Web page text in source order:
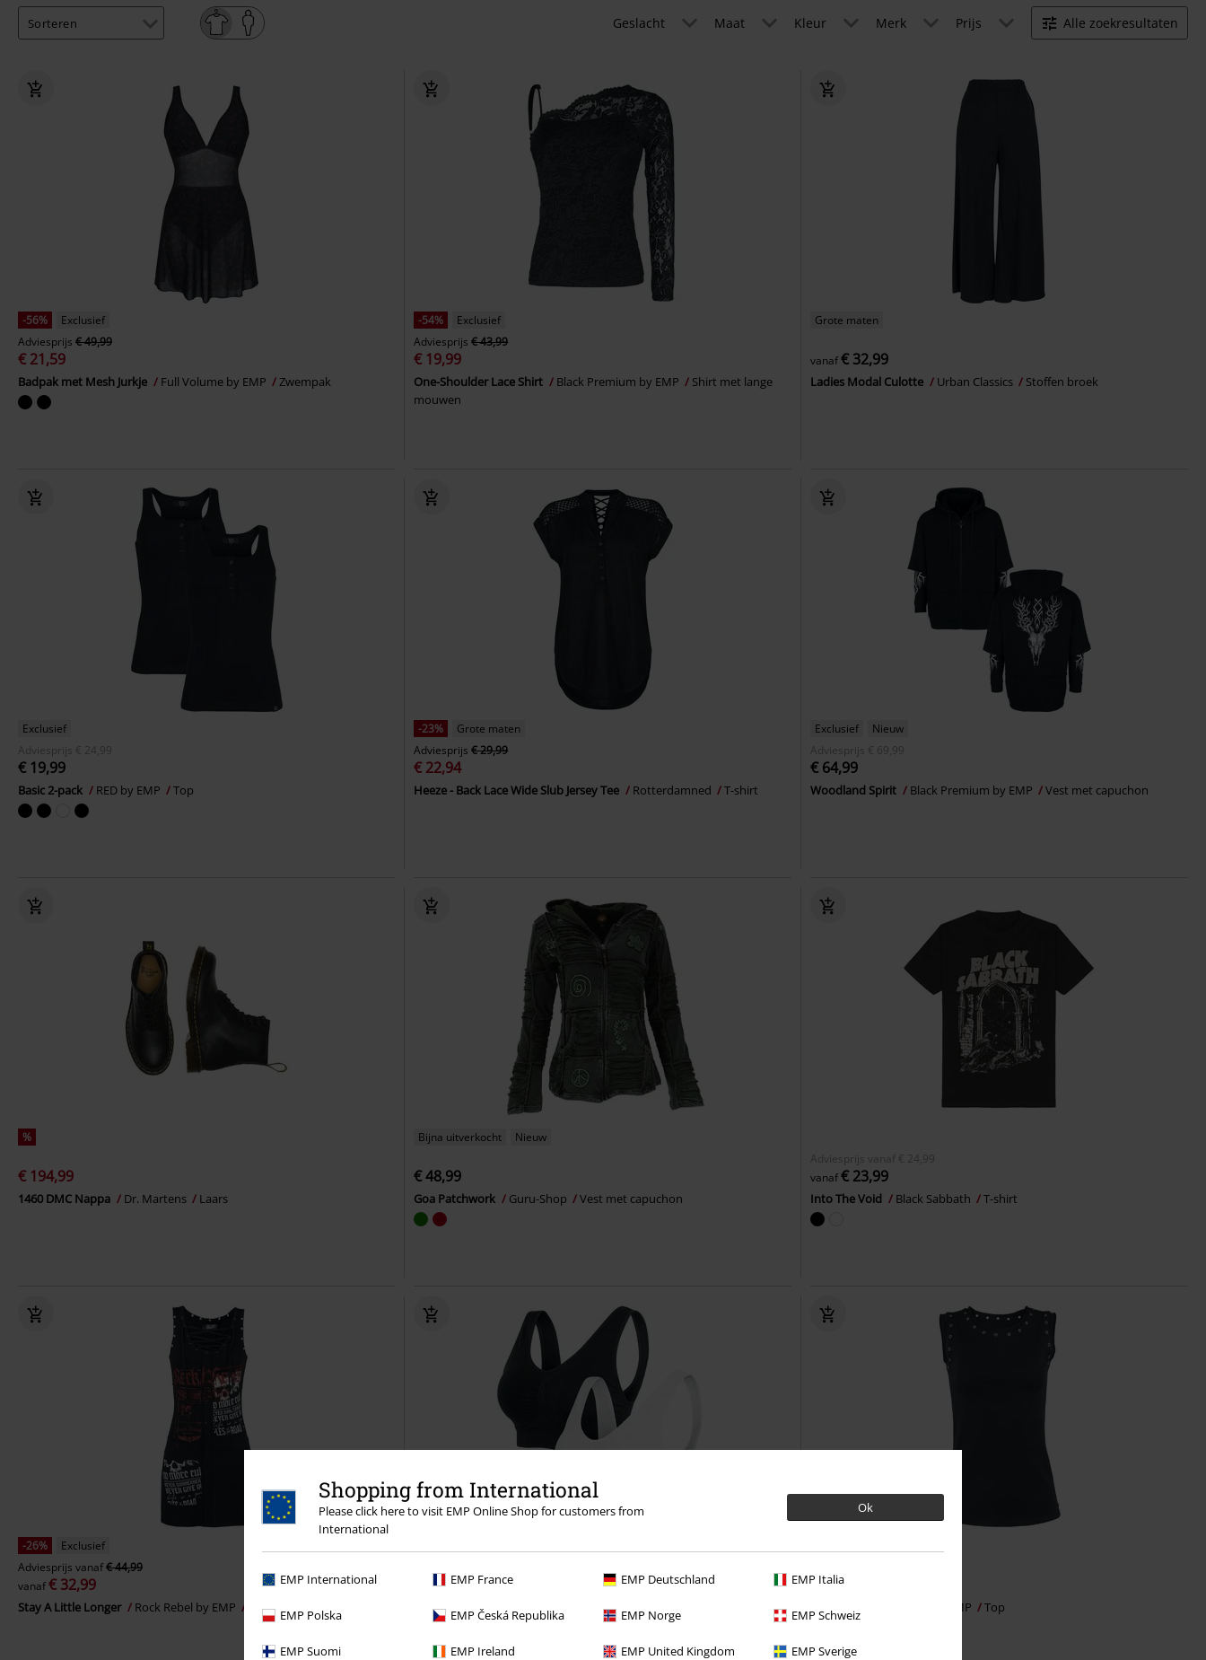
Shopping from International
Please click here to visit EMP Online Shop for customers from
International
Ok
EMP International EMP France EMP Deutschland EMP Italia
EMP Polska EMP Česká Republika EMP Norge EMP Schweiz
EMP Suomi EMP Ireland EMP United Kingdom EMP Sverige
Geslacht Maat Kleur Merk Prijs Alle zoekresultaten
-56%
Exclusief
Adviesprijs € 49,99
€ 21,59
Badpak met Mesh Jurkje Full Volume by EMP Zwempak
-54%
Exclusief
Adviesprijs € 43,99
€ 19,99
One-Shoulder Lace Shirt Black Premium by EMP
Shirt met lange
mouwen
Grote maten
vanaf€ 32,99
Ladies Modal Culotte Urban Classics Stoffen broek
Exclusief
Adviesprijs
€ 24,99
€ 19,99
Basic 2-pack RED by EMP Top
-23%
Grote maten
Adviesprijs € 29,99
€ 22,94
Heeze - Back Lace Wide Slub Jersey Tee Rotterdamned T-shirt
Exclusief
Nieuw
Adviesprijs
€ 69,99
€ 64,99
Woodland Spirit Black Premium by EMP Vest met capuchon
%
€ 194,99
1460 DMC Nappa Dr. Martens Laars
Bijna uitverkocht Nieuw
€ 48,99
Goa Patchwork Guru-Shop Vest met capuchon
Adviesprijs vanaf € 24,99
vanaf€ 23,99
Into The Void Black Sabbath T-shirt
-26%
Exclusief
Adviesprijs vanaf€ 44,99
vanaf€ 32,99
Stay A Little Longer Rock Rebel by EMP Mini-jurk
vanaf€ 16,99
Pads Sport Bra (2-pack) Urban Classics
€ 26,99
Rivet Top Gothicana by EMP Top